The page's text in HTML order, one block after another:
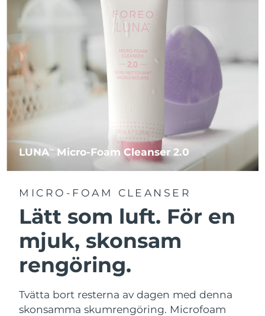
LUNATM Micro-Foam Cleanser 2.0
MICRO-FOAM CLEANSER
Lätt som luft. För en
mjuk, skonsam
rengöring.
Tvätta bort resterna av dagen med denna
skonsamma skumrengöring. Microfoam